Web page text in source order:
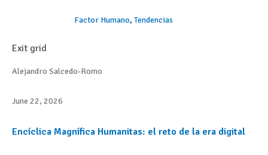
Factor Humano, Tendencias
Exit grid
Alejandro Salcedo-Romo
June 22, 2026
Encíclica Magnífica Humanitas: el reto de la era digital